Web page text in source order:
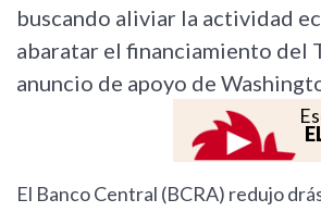
buscando aliviar la actividad
abaratar el financiamiento del
anuncio de apoyo de
El Banco Central (BCRA) redujo